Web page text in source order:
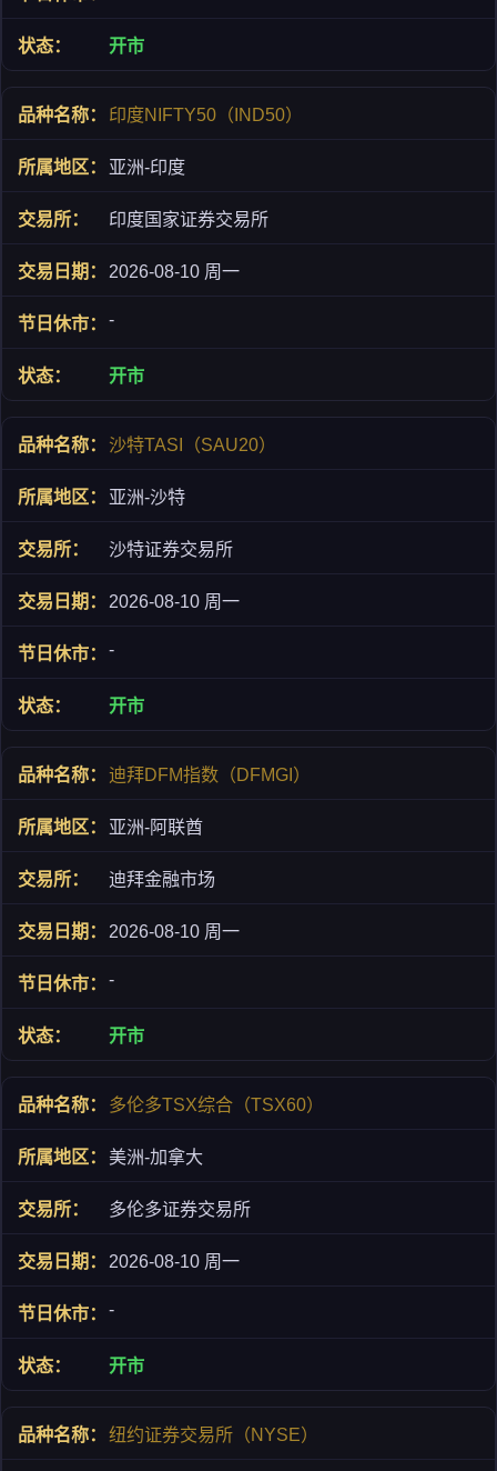
开市
印度NIFTY50（IND50）
亚洲-印度
印度国家证券交易所
2026-08-10 周一
-
开市
沙特TASI（SAU20）
亚洲-沙特
沙特证券交易所
2026-08-10 周一
-
开市
迪拜DFM指数（DFMGI）
亚洲-阿联酋
迪拜金融市场
2026-08-10 周一
-
开市
多伦多TSX综合（TSX60）
美洲-加拿大
多伦多证券交易所
2026-08-10 周一
-
开市
纽约证券交易所（NYSE）